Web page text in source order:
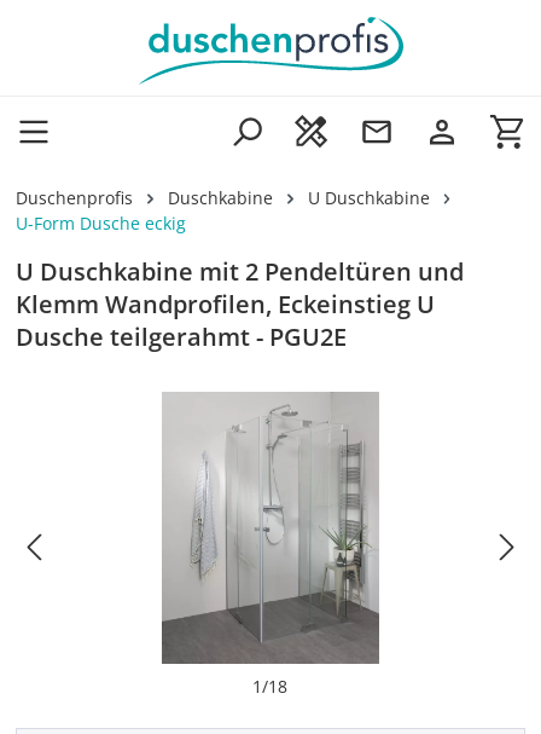
Zum Hauptinhalt springen
Duschenprofis Duschkabine
U Duschkabine
U-Form Dusche eckig
U Duschkabine mit 2 Pendeltüren und
Klemm Wandprofilen, Eckeinstieg U
Dusche teilgerahmt - PGU2E
1/18